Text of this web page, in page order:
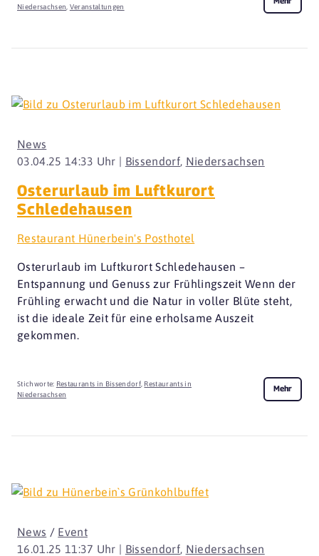
Niedersachsen Veranstaltungen
03.04.25 14:33 Uhr | Bissendorf, Niedersachsen
News
Osterurlaub im Luftkurort
Schledehausen
Restaurant Hünerbein's Posthotel
Osterurlaub im Luftkurort Schledehausen –
Entspannung und Genuss zur Frühlingszeit Wenn der
Frühling erwacht und die Natur in voller Blüte steht,
ist die ideale Zeit für eine erholsame Auszeit
gekommen.
Stichworte: Restaurants in Bissendorf, Restaurants in
Niedersachsen
Mehr
16.01.25 11:37 Uhr | Bissendorf, Niedersachsen
News / Event